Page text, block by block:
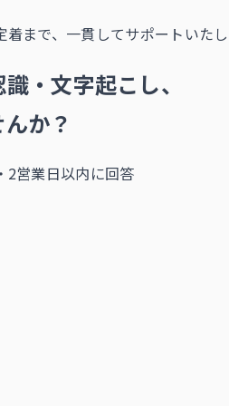
まで、一貫してサポートいた
・文字起こし、
か？
2営業日以内に回答